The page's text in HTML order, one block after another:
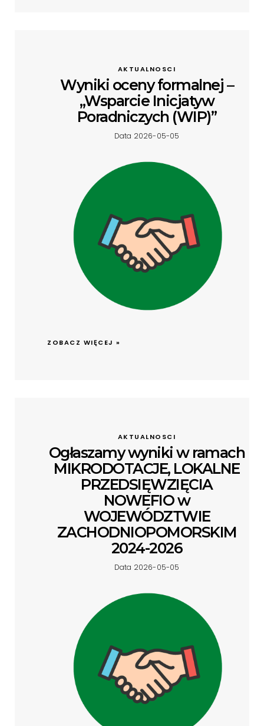
AKTUALNOSCI
Wyniki oceny formalnej –
„Wsparcie Inicjatyw
Poradniczych (WIP)”
Data 2026-05-05
ZOBACZ WIĘCEJ »
AKTUALNOSCI
Ogłaszamy wyniki w ramach
MIKRODOTACJE, LOKALNE
PRZEDSIĘWZIĘCIA
NOWEFIO w
WOJEWÓDZTWIE
ZACHODNIOPOMORSKIM
2024-2026
Data 2026-05-05